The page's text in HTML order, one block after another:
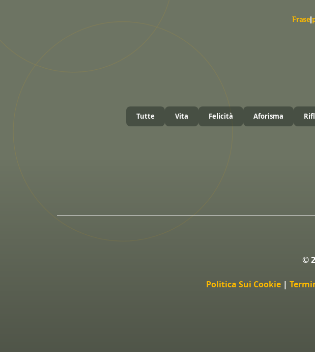
Frase|
Tutte Vita Felicità Aforisma
©
Politica Sui Cookie|